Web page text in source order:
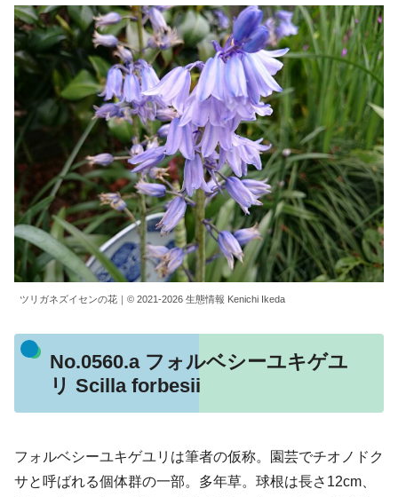
ツリガネズイセンの花｜© 2021-2026 生態情報 Kenichi Ikeda
No.0560.a フォルベシーユキゲユ
リ Scilla forbesii
フォルベシーユキゲユリは筆者の仮称。園芸でチオノドク
サと呼ばれる個体群の一部。多年草。球根は長さ12cm、